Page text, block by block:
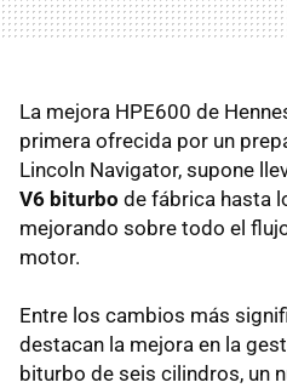
La mejora HPE600 de
primera ofrecida por un
Lincoln Navigator, supone
V6 biturbo de fábrica hasta
mejorando sobre todo el
motor.
Entre los cambios más
destacan la mejora en la
biturbo de seis cilindros, un